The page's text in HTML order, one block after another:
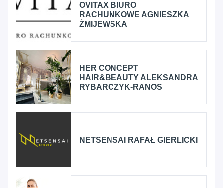
OVITAX BIURO
RACHUNKOWE AGNIESZKA
ŻMIJEWSKA
HER CONCEPT
HAIR&BEAUTY ALEKSANDRA
RYBARCZYK-RANOS
NETSENSAI RAFAŁ GIERLICKI